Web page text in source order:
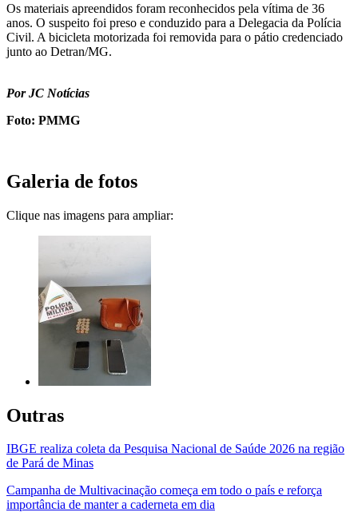
Os materiais apreendidos foram reconhecidos pela vítima de 36
anos. O suspeito foi preso e conduzido para a Delegacia da Polícia
Civil. A bicicleta motorizada foi removida para o pátio credenciado
junto ao Detran/MG.
Por JC Notícias
Foto: PMMG
Galeria de fotos
Clique nas imagens para ampliar:
Outras
IBGE realiza coleta da Pesquisa Nacional de Saúde 2026 na região
de Pará de Minas
Campanha de Multivacinação começa em todo o país e reforça
importância de manter a caderneta em dia